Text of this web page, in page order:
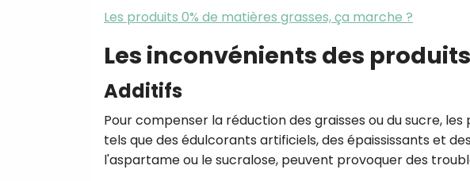
Les produits 0% de matières grasses, ça marche ?
Les inconvénients des
Additifs
Pour compenser la réduction des graisses ou du sucre,
tels que des édulcorants artificiels, des épaississants et
l'aspartame ou le sucralose, peuvent provoquer des